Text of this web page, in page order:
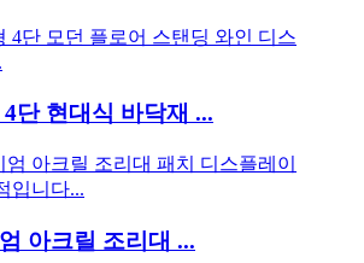
4단 현대식 바닥재 ...
아크릴 조리대 ...